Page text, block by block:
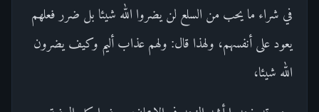
في شراء ما يحب من السلع لن يضروا الله شيئا بل ضرر فعلهم
يعود على أنفسهم، ولهذا قال: ولهم عذاب أليم وكيف يضرون
الله شيئا،